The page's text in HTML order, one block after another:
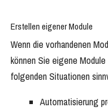
Erstellen eigener Module
Wenn die vorhandenen
können Sie eigene
folgenden Situationen
Automatisierung